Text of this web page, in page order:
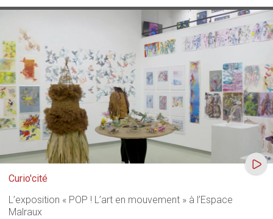
Curio'cité
L’exposition « POP ! L’art en mouvement » à l’Espace
Malraux